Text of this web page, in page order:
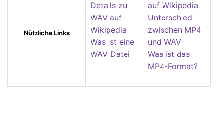
Nützliche Links
Details zu
WAV auf
Wikipedia
Was ist eine
WAV-Datei
auf Wikipedia
Unterschied
zwischen MP4
und WAV
Was ist das
MP4-Format?